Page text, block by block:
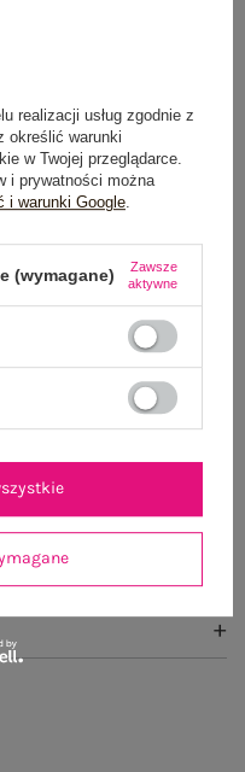
zł
realizacji usług zgodnie z
określić warunki
w Twojej przeglądarce.
i prywatności można
i warunki Google
(wymagane)
Zawsze
aktywne